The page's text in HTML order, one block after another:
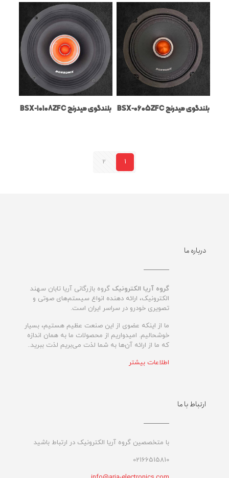
بلندگوی میدرنج BSX-0605ZFC بلندگوی میدرنج BSX-10108ZFC
1
2
درباره ما
گروه آریا الکترونیک گروه بازرگانی آریا تابان سهند
الکترونیک، ارائه دهنده انواع سیستم‌های صوتی و
تصویری خودرو در سراسر ایران است.
ما از اینکه عضوی از این صنعت عظیم هستیم، بسیار
خوشحالیم. امیدواریم از محصولات ما به همان اندازه
که ما از ارائه آن‌ها به شما لذت می‌‌بریم لذت ببرید..
اطلاعات بیشتر
ارتباط با ما
با متخصصین گروه آریا الکترونیک در ارتباط باشید
02166515810